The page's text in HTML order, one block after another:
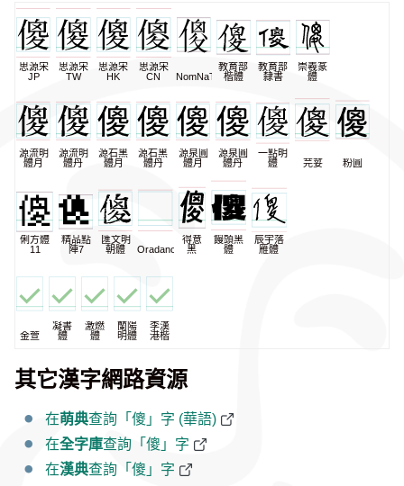
思源宋
JP
思源宋
TW
思源宋
HK
思源宋
CN
NomNaTong
教育部
楷體
教育部
隸書
崇羲篆
體
源流明
體月
源流明
體丹
源石黑
體月
源石黑
體丹
源泉圓
體月
源泉圓
體丹
一點明
體
芫荽 粉圓
俐方體
11
精品點
陣7
匯文明
朝體
Oradano
得意
黑
饅頭黑
體
辰宇落
雁體
金萱
凝書
體
激燃
體
蘭陽
明體
李漢
港楷
其它漢字網路資源
在萌典查詢「傻」字 (華語)
在全字庫查詢「傻」字
在漢典查詢「傻」字